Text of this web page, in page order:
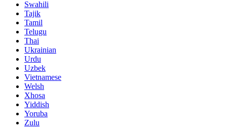
Swahili
Tajik
Tamil
Telugu
Thai
Ukrainian
Urdu
Uzbek
Vietnamese
Welsh
Xhosa
Yiddish
Yoruba
Zulu